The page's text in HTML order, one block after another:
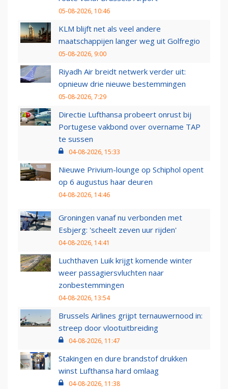
05-08-2026, 10:46
KLM blijft net als veel andere
maatschappijen langer weg uit Golfregio
05-08-2026, 9:00
Riyadh Air breidt netwerk verder uit:
opnieuw drie nieuwe bestemmingen
05-08-2026, 7:29
Directie Lufthansa probeert onrust bij
Portugese vakbond over overname TAP
te sussen
04-08-2026, 15:33
Nieuwe Privium-lounge op Schiphol opent
op 6 augustus haar deuren
04-08-2026, 14:46
Groningen vanaf nu verbonden met
Esbjerg: 'scheelt zeven uur rijden'
04-08-2026, 14:41
Luchthaven Luik krijgt komende winter
weer passagiersvluchten naar
zonbestemmingen
04-08-2026, 13:54
Brussels Airlines grijpt ternauwernood in:
streep door vlootuitbreiding
04-08-2026, 11:47
Stakingen en dure brandstof drukken
winst Lufthansa hard omlaag
04-08-2026, 11:38